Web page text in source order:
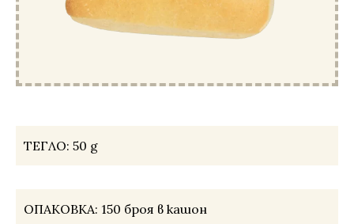
ТЕГЛО: 50 g
ОПАКОВКА: 150 броя в кашон